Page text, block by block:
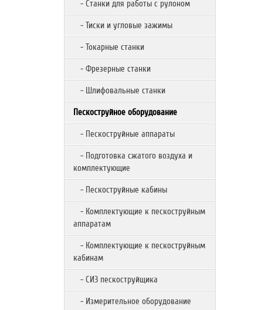
- Станки для работы с рулоном
- Тиски и угловые зажимы
- Токарные станки
- Фрезерные станки
- Шлифовальные станки
Пескоструйное оборудование
- Пескоструйные аппараты
- Подготовка сжатого воздуха и
комплектующие
- Пескоструйные кабины
- Комплектующие к пескоструйным
аппаратам
- Комплектующие к пескоструйным
кабинам
- СИЗ пескоструйщика
- Измерительное оборудование